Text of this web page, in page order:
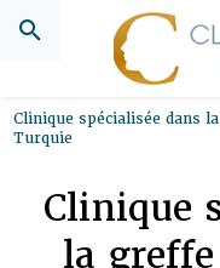
Clinique spécialisée dans
Turquie
Clinique
la
Panneau de gestion